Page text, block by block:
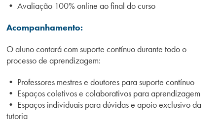
• Avaliação 100% online ao final do curso
Acompanhamento:
O aluno contará com suporte contínuo durante todo o
processo de aprendizagem:
• Professores mestres e doutores para suporte contínuo
• Espaços coletivos e colaborativos para aprendizagem
• Espaços individuais para dúvidas e apoio exclusivo da
tutoria